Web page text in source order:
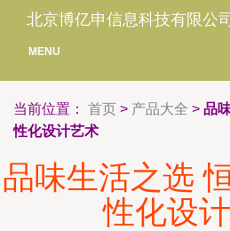
北京博亿申信息科技有限公司
MENU
当前位置： 首页 > 产品大全 > 品
性化设计艺术
品味生活之选
性化设